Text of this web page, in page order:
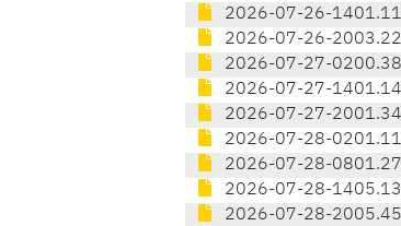
2026-07-26-
2026-07-26-
2026-07-27-
2026-07-27-
2026-07-27-
2026-07-28-
2026-07-28-
2026-07-28-
2026-07-28-